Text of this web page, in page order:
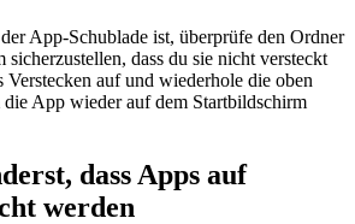
App-Schublade ist, überprüfe den Ordner
sicherzustellen, dass du sie nicht versteckt
Verstecken auf und wiederhole die oben
die App wieder auf dem Startbildschirm
dass Apps auf
werden